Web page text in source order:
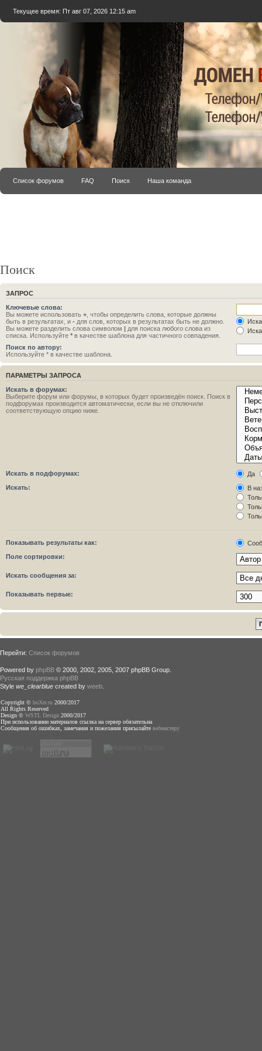
Текущее время: Пт авг 07, 2026 12:15 am
Список форумов FAQ Поиск Наша команда
Поиск
ЗАПРОС
Ключевые слова:
Вы можете использовать + , чтобы определить слова, которые должны
быть в результатах, и - для слов, которых в результатах быть не должно.
Вы можете разделить слова символом | для поиска любого слова из
списка. Используйте * в качестве шаблона для частичного совпадения.
Поиск по автору:
Используйте * в качестве шаблона.
ПАРАМЕТРЫ ЗАПРОСА
Искать в форумах:
Выберите форум или форумы, в которых будет произведён поиск. Поиск в
подфорумах производится автоматически, если вы не отключили
соответствующую опцию ниже.
Искать в подфорумах:
Да
Искать:
В
Показывать результаты как:
Поле сортировки:
Искать сообщения за:
Показывать первые:
Перейти: Список форумов
Powered by phpBB © 2000, 2002, 2005, 2007 phpBB Group.
Русская поддержка phpBB
Style we_clearblue created by weeb
Copyright © boXer.ru 2000/2017
All Rights Reserved
Design © WSTL Design 2000/2017
При использовании материалов ссылка на сервер обязательна
Сообщения об ошибках, замечания и пожелания присылайте вебмастеру